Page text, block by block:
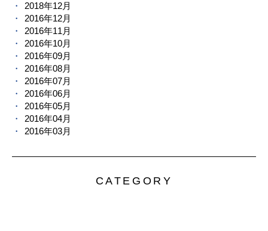
2018年12月
2016年12月
2016年11月
2016年10月
2016年09月
2016年08月
2016年07月
2016年06月
2016年05月
2016年04月
2016年03月
CATEGORY